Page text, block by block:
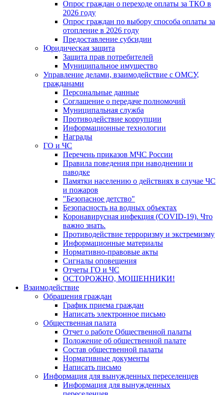
Опрос граждан о переходе оплаты за ТКО в
2026 году
Опрос граждан по выбору способа оплаты за
отопление в 2026 году
Предоставление субсидии
Юридическая защита
Защита прав потребителей
Муниципальное имущество
Управление делами, взаимодействие с ОМСУ,
гражданами
Персональные данные
Соглашение о передаче полномочий
Муниципальная служба
Противодействие коррупции
Информационные технологии
Награды
ГО и ЧС
Перечень приказов МЧС России
Правила поведения при наводнении и
паводке
Памятки населению о действиях в случае ЧС
и пожаров
"Безопасное детство"
Безопасность на водных объектах
Коронавирусная инфекция (COVID-19). Что
важно знать.
Противодействие терроризму и экстремизму
Информационные материалы
Нормативно-правовые акты
Сигналы оповещения
Отчеты ГО и ЧС
ОСТОРОЖНО, МОШЕННИКИ!
Взаимодействие
Обращения граждан
График приема граждан
Написать электронное письмо
Общественная палата
Отчет о работе Общественной палаты
Положение об общественной палате
Состав общественной палаты
Нормативные документы
Написать письмо
Информация для вынужденных переселенцев
Информация для вынужденных